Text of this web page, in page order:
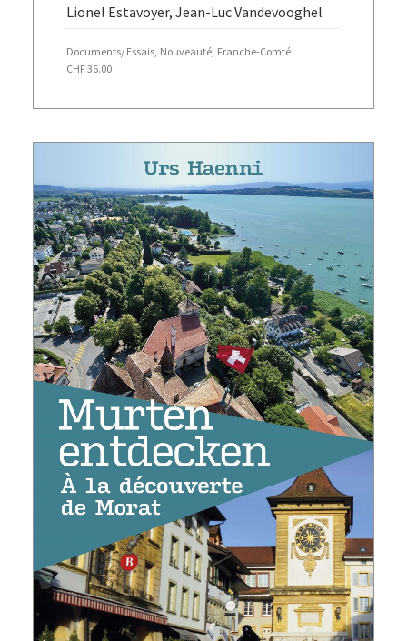
Lionel Estavoyer, Jean-Luc Vandevooghel
Documents/ Essais, Nouveauté, Franche-Comté
CHF36.00